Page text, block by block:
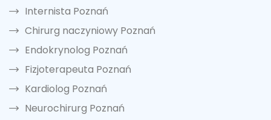
Internista Poznań
Chirurg naczyniowy Poznań
Endokrynolog Poznań
Fizjoterapeuta Poznań
Kardiolog Poznań
Neurochirurg Poznań